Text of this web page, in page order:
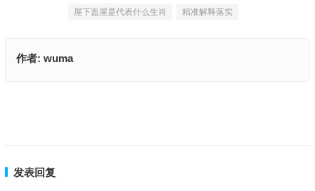
屋下盖屋是代表什么生肖 精准解释落实
作者: wuma
发表回复